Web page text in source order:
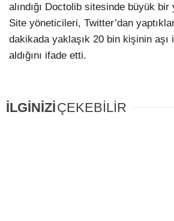
alındığı Doctolib sitesinde büyük bir
Site yöneticileri, Twitter’dan
dakikada yaklaşık 20 bin kişinin aşı
aldığını ifade etti.
İLGİNİZİÇEKEBİLİR